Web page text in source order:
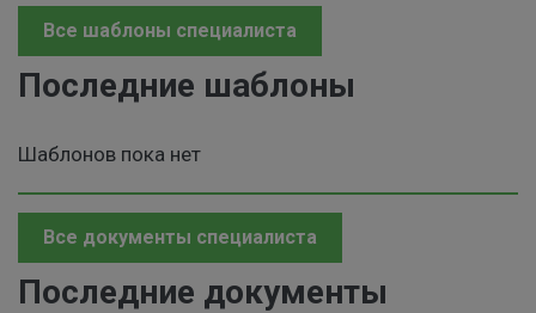
Все шаблоны специалиста
Последние шаблоны
Шаблонов пока нет
Все документы специалиста
Последние документы